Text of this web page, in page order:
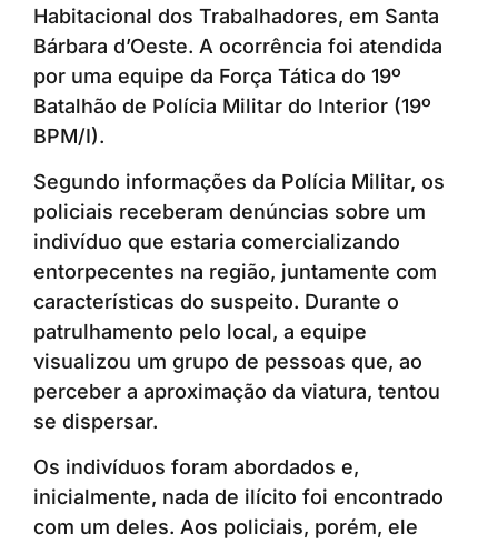
Habitacional dos Trabalhadores, em Santa
Bárbara d’Oeste. A ocorrência foi atendida
por uma equipe da Força Tática do 19º
Batalhão de Polícia Militar do Interior (19º
BPM/I).
Segundo informações da Polícia Militar, os
policiais receberam denúncias sobre um
indivíduo que estaria comercializando
entorpecentes na região, juntamente com
características do suspeito. Durante o
patrulhamento pelo local, a equipe
visualizou um grupo de pessoas que, ao
perceber a aproximação da viatura, tentou
se dispersar.
Os indivíduos foram abordados e,
inicialmente, nada de ilícito foi encontrado
com um deles. Aos policiais, porém, ele